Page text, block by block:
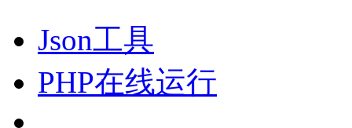
Json工具
PHP在线运行